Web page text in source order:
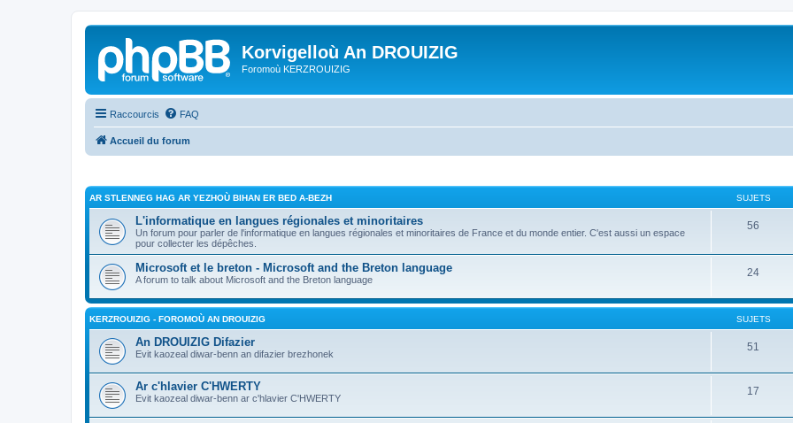
Korvigelloù An DROUIZIG
Foromoù KERZROUIZIG
Raccourcis FAQ
Accueil du forum
AR STLENNEG HAG AR YEZHOÙ BIHAN ER BED A-BEZH SUJETS
L'informatique en langues régionales et minoritaires
Un forum pour parler de l'informatique en langues régionales et minoritaires de France et du monde entier. C'est aussi un espace
pour collecter les dépêches.
56
Microsoft et le breton - Microsoft and the Breton language
A forum to talk about Microsoft and the Breton language
24
KERZROUIZIG - FOROMOÙ AN DROUIZIG SUJETS
An DROUIZIG Difazier
Evit kaozeal diwar-benn an difazier brezhonek
51
Ar c'hlavier C'HWERTY
Evit kaozeal diwar-benn ar c'hlavier C'HWERTY
17